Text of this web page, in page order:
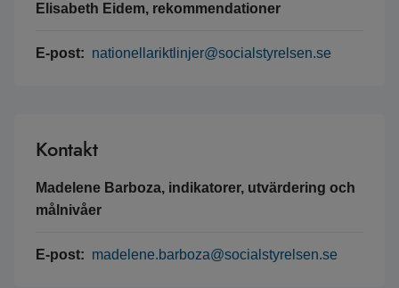
Elisabeth Eidem, rekommendationer
E-post: nationellariktlinjer@socialstyrelsen.se
Kontakt
Madelene Barboza, indikatorer, utvärdering och
målnivåer
E-post: madelene.barboza@socialstyrelsen.se